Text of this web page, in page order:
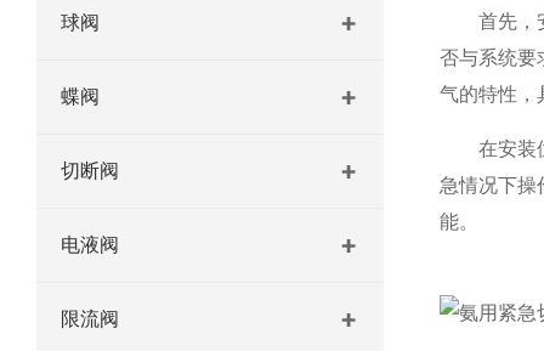
球阀
蝶阀
切断阀
电液阀
限流阀
首先，安
否与系统要
气的特性，
在安装位
急情况下操
能。